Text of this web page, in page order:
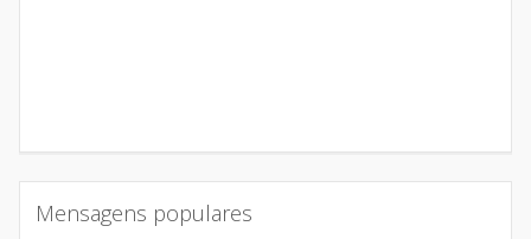
Mensagens populares